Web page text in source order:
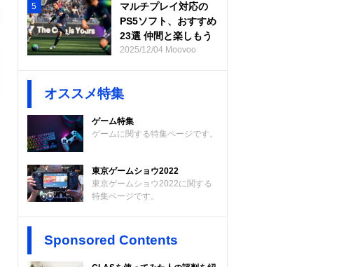
5
マルチプレイ対応の
PS5ソフト、おすすめ
23選 仲間と楽しもう
2025/12/04 Moovoo
オススメ特集
ゲーム特集
ゲームに関する特集ページです。
東京ゲームショウ2022
東京ゲームショウ2022に関する
特集ページです。
Sponsored Contents